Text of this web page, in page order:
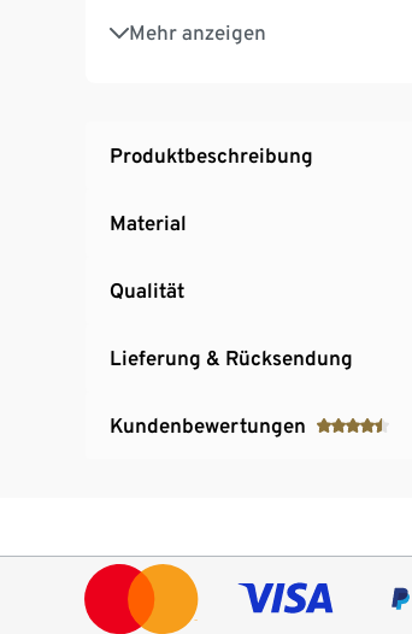
Mehr anzeigen
Für den Innenbereich
Inkl. Netzadapter
Produktbeschreibung
Material
Qualität
Lieferung & Rücksendung
Kundenbewertungen